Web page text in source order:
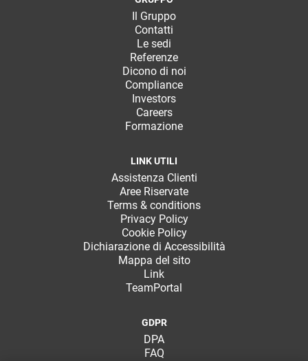
Il Gruppo
Contatti
Le sedi
Referenze
Dicono di noi
Compliance
Investors
Careers
Formazione
LINK UTILI
Assistenza Clienti
Aree Riservate
Terms & conditions
Privacy Policy
Cookie Policy
Dichiarazione di Accessibilità
Mappa del sito
Link
TeamPortal
GDPR
DPA
FAQ